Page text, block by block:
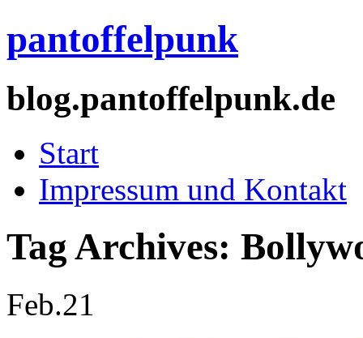
pantoffelpunk
blog.pantoffelpunk.de
Start
Impressum und Kontakt
Tag Archives:
Feb.21